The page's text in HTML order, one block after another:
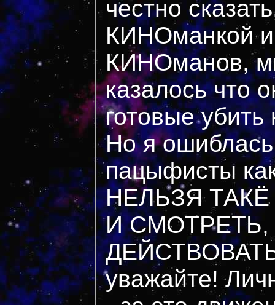
честно
КИНОманкой
КИНОманов,
казалось что
готовые
Но я
пацыфисты
НЕЛЬЗЯ
И
уважайте!